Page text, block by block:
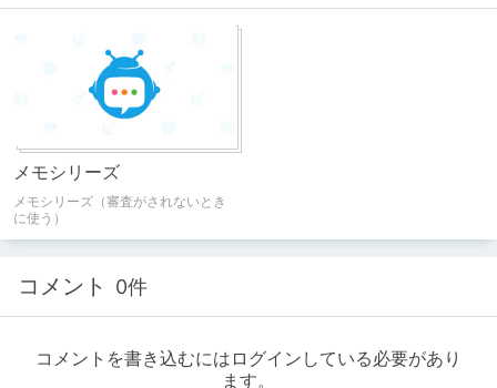
メモシリーズ
メモシリーズ（審査がされないとき
に使う）
コメント 0件
コメントを書き込むにはログインしている必要があり
ます。